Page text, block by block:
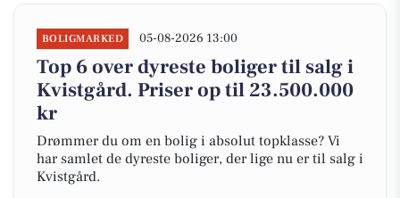
BOLIGMARKED 05-08-2026 13:00
Top 6 over dyreste boliger til salg i
Kvistgård. Priser op til 23.500.000
kr
Drømmer du om en bolig i absolut topklasse? Vi
har samlet de dyreste boliger, der lige nu er til salg i
Kvistgård.